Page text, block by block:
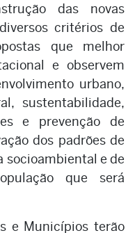
das novas
critérios de
que melhor
e observem
urbano,
sustentabilidade,
e prevenção de
dos padrões de
socioambiental e de
que será
e Municípios terão